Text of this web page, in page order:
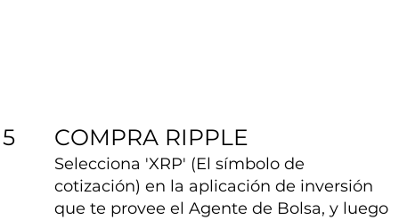
5 COMPRA RIPPLE
Selecciona 'XRP' (El símbolo de
cotización) en la aplicación de inversión
que te provee el Agente de Bolsa, y luego